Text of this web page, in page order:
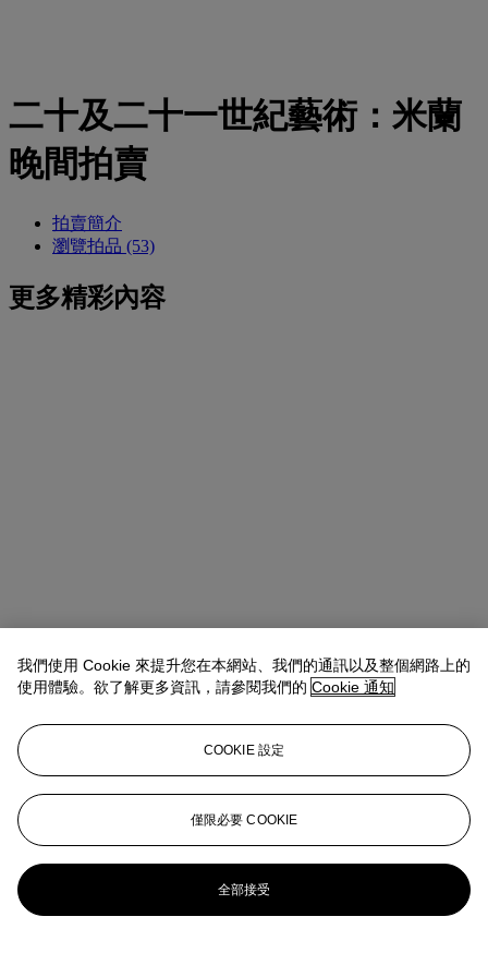
二十及二十一世紀藝術：米蘭
晚間拍賣
拍賣簡介
瀏覽拍品 (53)
更多精彩內容
我們使用 Cookie 來提升您在本網站、我們的通訊以及整個網路上的
使用體驗。欲了解更多資訊，請參閱我們的 Cookie 通知
COOKIE 設定
僅限必要 COOKIE
全部接受